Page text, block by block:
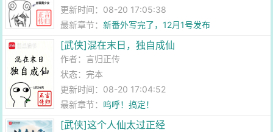
更新时间：08-20 17:05:38
最新章节：新番外写完了，12月1号发布
[武侠]混在末日，独自成仙
作者： 言归正传
状态：完本
更新时间：08-20 17:04:52
最新章节： 呜呼！搞定！
[武侠]这个人仙太过正经